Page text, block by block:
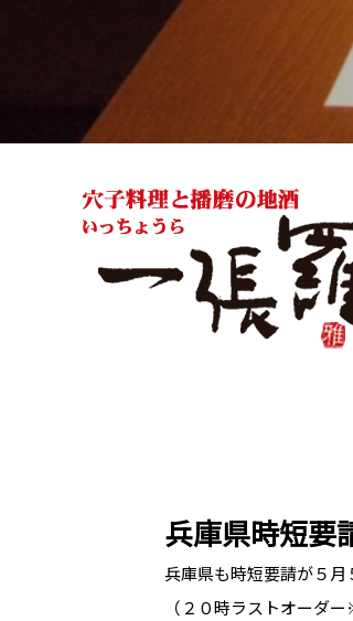
兵庫県時短要
兵庫県も時短要請が５月
（２０時ラストオー